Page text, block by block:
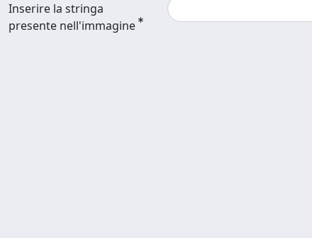
Inserire la stringa
presente nell'immagine